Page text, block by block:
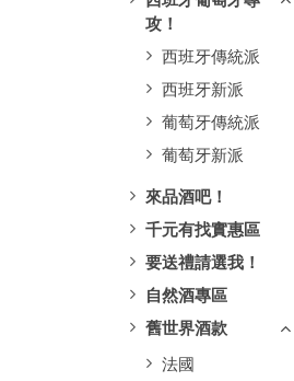
攻！
西班牙傳統派
西班牙新派
葡萄牙傳統派
葡萄牙新派
來品酒吧！
千元有找實惠區
要送禮請選我！
自然酒專區
舊世界酒款
法國